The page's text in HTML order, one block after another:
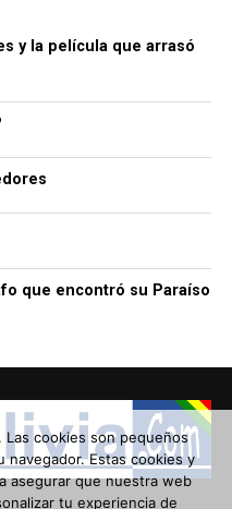
y la película que arrasó
que encontró su Paraíso
cookies son pequeños
navegador. Estas cookies y
asegurar que nuestra web
tu experiencia de